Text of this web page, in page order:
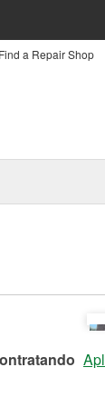
Find a Repair Shop